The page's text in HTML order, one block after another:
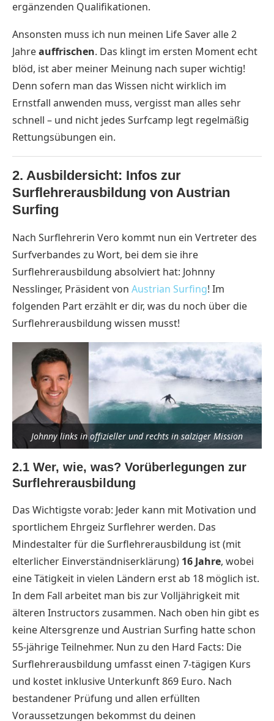
ergänzenden Qualifikationen.
Ansonsten muss ich nun meinen Life Saver alle 2
Jahreauffrischen. Das klingt im ersten Moment echt
blöd, ist aber meiner Meinung nach super wichtig!
Denn sofern man das Wissen nicht wirklich im
Ernstfall anwenden muss, vergisst man alles sehr
schnell – und nicht jedes Surfcamp legt regelmäßig
Rettungsübungen ein.
2. Ausbildersicht: Infos zur
Surflehrerausbildung von Austrian
Surfing
Nach Surflehrerin Vero kommt nun ein Vertreter des
Surfverbandes zu Wort, bei dem sie ihre
Surflehrerausbildung absolviert hat: Johnny
Nesslinger, Präsident von Austrian Surfing! Im
folgenden Part erzählt er dir, was du noch über die
Surflehrerausbildung wissen musst!
Johnny links in offizieller und rechts in salziger Mission
2.1 Wer, wie, was? Vorüberlegungen zur
Surflehrerausbildung
Das Wichtigste vorab: Jeder kann mit Motivation und
sportlichem Ehrgeiz Surflehrer werden. Das
Mindestalter für die Surflehrerausbildung ist (mit
elterlicher Einverständniserklärung) 16 Jahre, wobei
eine Tätigkeit in vielen Ländern erst ab 18 möglich ist.
In dem Fall arbeitet man bis zur Volljährigkeit mit
älteren Instructors zusammen. Nach oben hin gibt es
keine Altersgrenze und Austrian Surfing hatte schon
55-jährige Teilnehmer. Nun zu den Hard Facts: Die
Surflehrerausbildung umfasst einen 7-tägigen Kurs
und kostet inklusive Unterkunft 869 Euro. Nach
bestandener Prüfung und allen erfüllten
Voraussetzungen bekommst du deinen